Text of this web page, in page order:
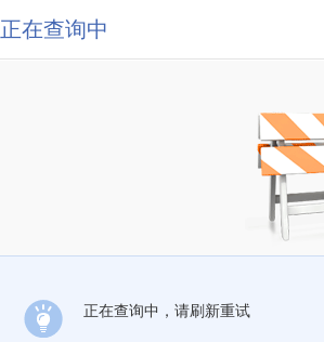
正在查询中
正在查询中，请刷新重试